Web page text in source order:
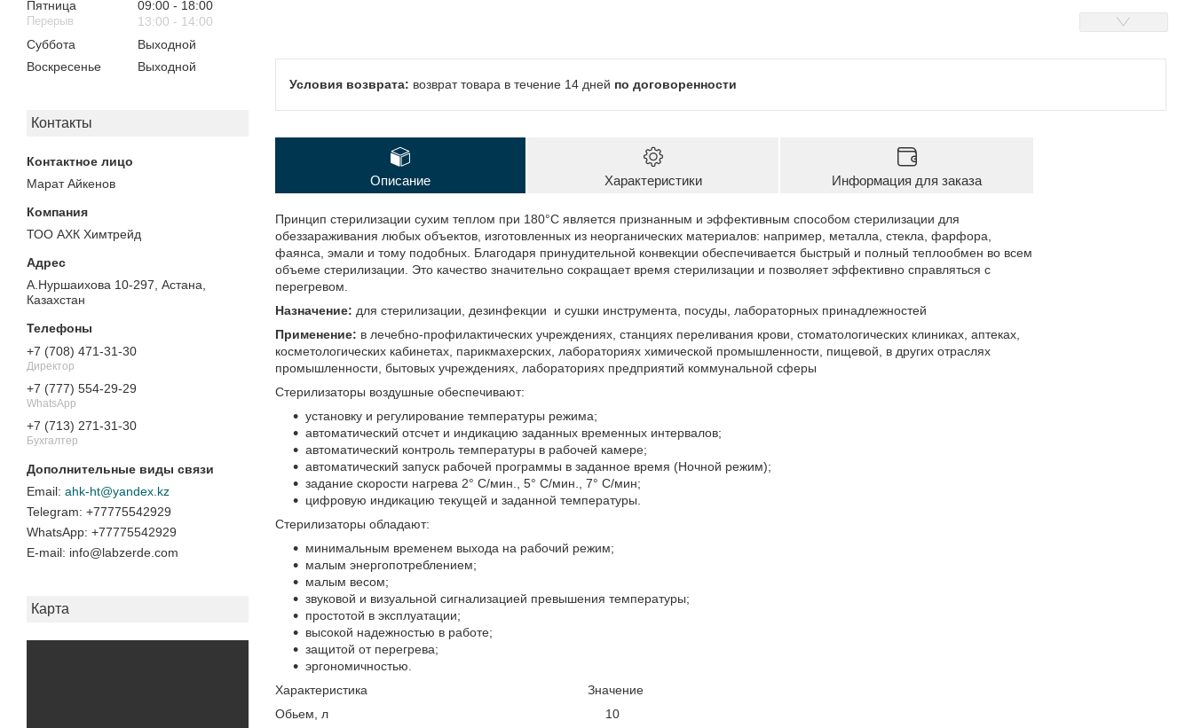
Пятница
09:00
18:00
13:00
14:00
Суббота
Выходной
Воскресенье
Выходной
Контакты
Марат Айкенов
ТОО АХК Химтрейд
А.Нуршаихова 10-297, Астана,
Казахстан
+7 (708) 471-31-30
Директор
+7 (777) 554-29-29
WhatsApp
+7 (713) 271-31-30
Бухгалтер
ahk-ht@yandex.kz
+77775542929
+77775542929
E-mail info@labzerde.com
Карта
возврат товара в течение 14 дней по договоренности
Описание Характеристики Информация для заказа
Принцип стерилизации сухим теплом при 180°C является признанным и эффективным способом стерилизации для
обеззараживания любых объектов, изготовленных из неорганических материалов: например, металла, стекла, фарфора,
фаянса, эмали и тому подобных. Благодаря принудительной конвекции обеспечивается быстрый и полный теплообмен во всем
объеме стерилизации. Это качество значительно сокращает время стерилизации и позволяет эффективно справляться с
перегревом.
Назначение: для стерилизации, дезинфекции и сушки инструмента, посуды, лабораторных принадлежностей
Применение: в лечебно-профилактических учреждениях, станциях переливания крови, стоматологических клиниках, аптеках,
косметологических кабинетах, парикмахерских, лабораториях химической промышленности, пищевой, в других отраслях
промышленности, бытовых учреждениях, лабораториях предприятий коммунальной сферы
Стерилизаторы воздушные обеспечивают:
установку и регулирование температуры режима;
автоматический отсчет и индикацию заданных временных интервалов;
автоматический контроль температуры в рабочей камере;
автоматический запуск рабочей программы в заданное время (Ночной режим);
задание скорости нагрева 2° С/мин., 5° С/мин., 7° С/мин;
цифровую индикацию текущей и заданной температуры.
Стерилизаторы обладают:
минимальным временем выхода на рабочий режим;
малым энергопотреблением;
малым весом;
звуковой и визуальной сигнализацией превышения температуры;
простотой в эксплуатации;
высокой надежностью в работе;
защитой от перегрева;
эргономичностью.
Характеристика Значение
Обьем, л 10